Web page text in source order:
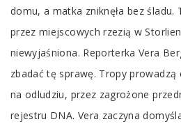
domu, a matka zniknęła bez śladu.
przez miejscowych rzezią w
niewyjaśniona. Reporterka Vera
zbadać tę sprawę. Tropy
na odludziu, przez zagrożone
rejestru DNA. Vera zaczyna